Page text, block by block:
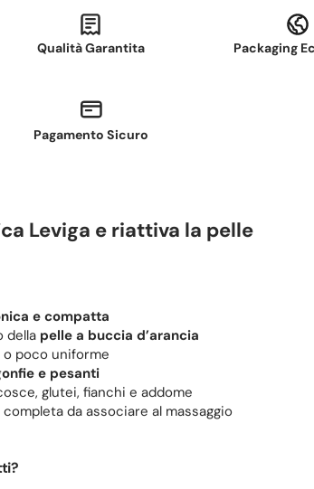
Qualità Garantita Packaging
Pagamento Sicuro
Leviga e riattiva la pelle
e compatta
della pelle a buccia d’arancia
poco uniforme
e pesanti
glutei, fianchi e addome
da associare al massaggio